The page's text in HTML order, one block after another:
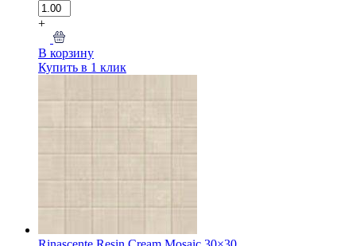
+
В корзину
Купить в 1 клик